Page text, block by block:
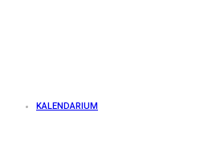
KALENDARIUM